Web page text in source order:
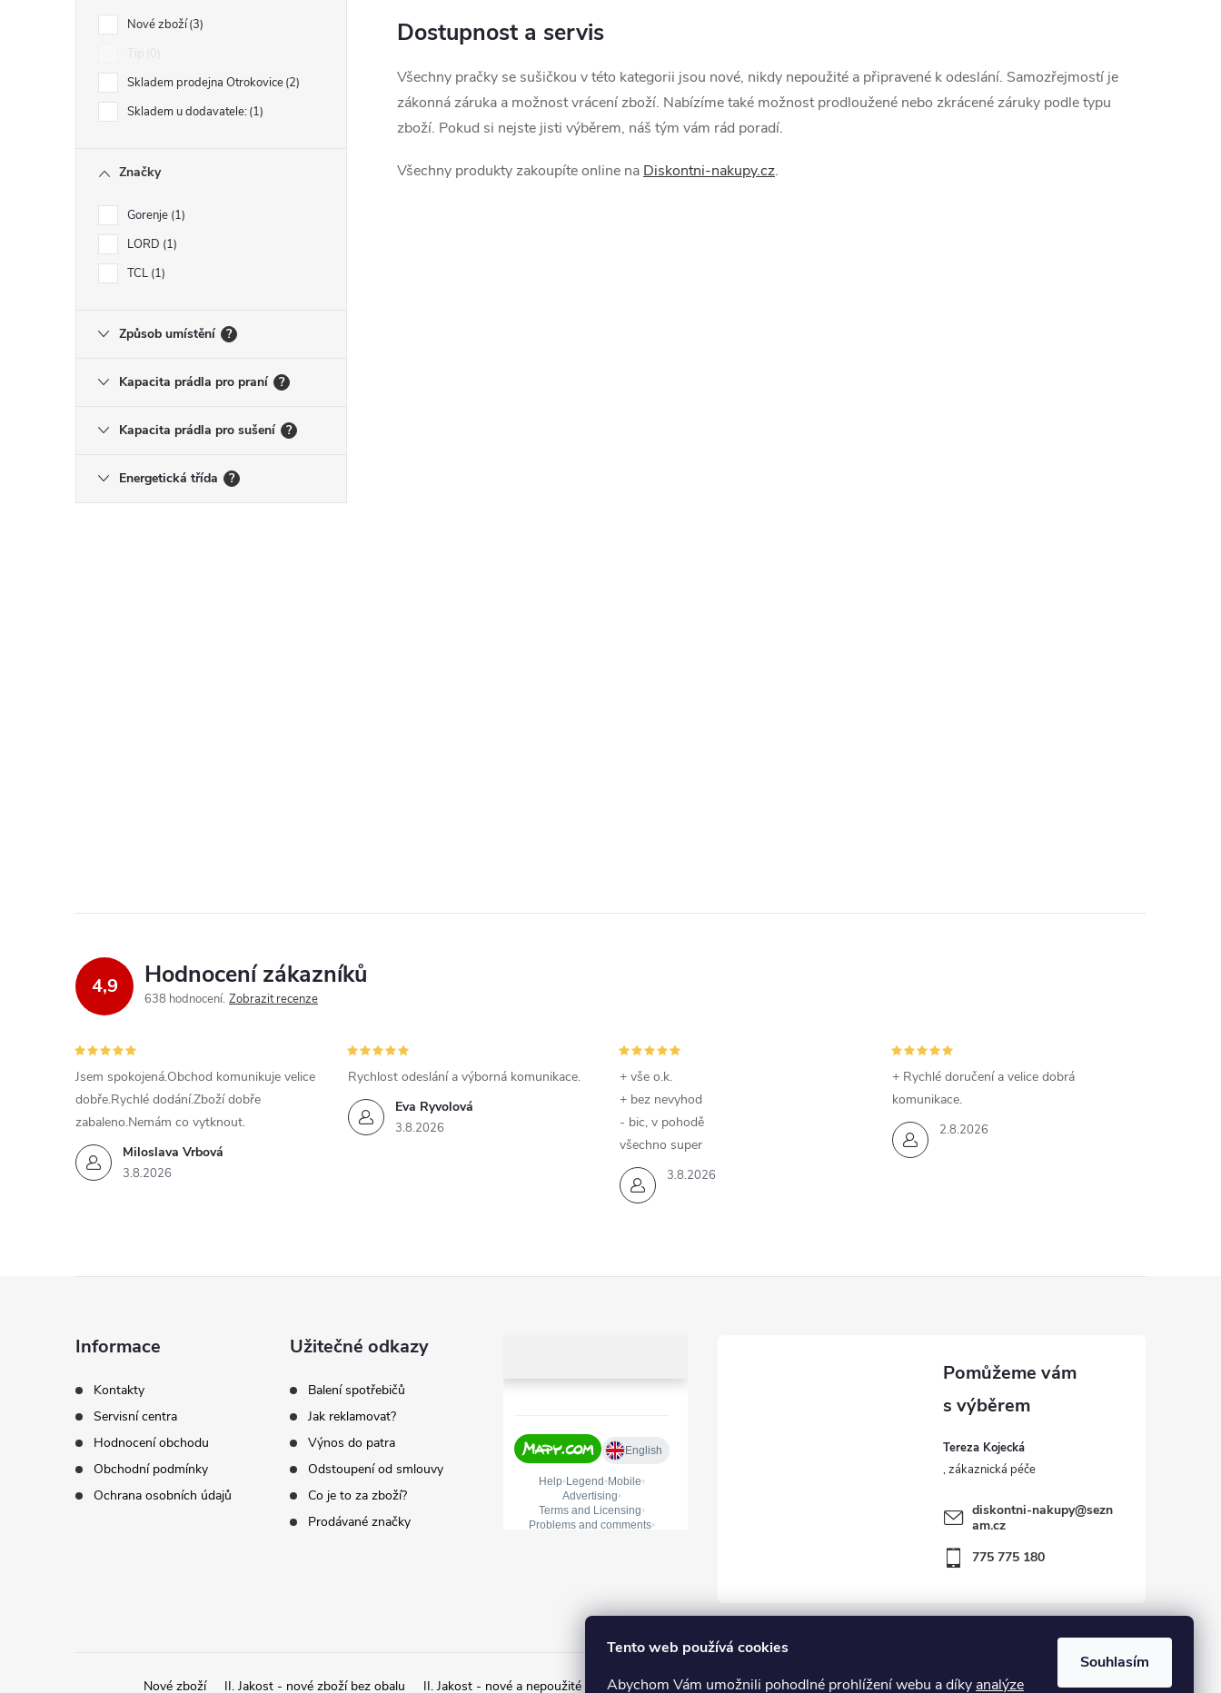
Tento web používá cookies
Abychom Vám umožnili pohodlné prohlížení webu a díky analýze
Souhlasím
Nové zboží 3
Skladem prodejna Otrokovice 2
Skladem u dodavatele: 1
Značky
Gorenje 1
LORD 1
TCL 1
Způsob umístění ?
Kapacita prádla pro praní ?
Kapacita prádla pro sušení ?
Energetická třída ?
ý
p
i
s
Dostupnost a servis
Všechny pračky se sušičkou v této kategorii jsou nové, nikdy nepoužité a připravené k odeslání. Samozřejmostí je
zákonná záruka a možnost vrácení zboží. Nabízíme také možnost prodloužené nebo zkrácené záruky podle typu
zboží. Pokud si nejste jisti výběrem, náš tým vám rád poradí.
Všechny produkty zakoupíte online na Diskontni-nakupy.cz.
4,9 Hodnocení zákazníků
638 hodnocení Zobrazit recenze
Miloslava Vrbová
3.8.2026
Jsem spokojená.Obchod komunikuje velice
dobře.Rychlé dodání.Zboží dobře
zabaleno.Nemám co vytknout.
Eva Ryvolová
3.8.2026
Rychlost odeslání a výborná komunikace.
3.8.2026
+ vše o.k.
+ bez nevyhod
- bic, v pohodě
všechno super
2.8.2026
+ Rychlé doručení a velice dobrá
komunikace.
Informace
Kontakty
Servisní centra
Hodnocení obchodu
Obchodní podmínky
Ochrana osobních údajů
Užitečné odkazy
Balení spotřebičů
Jak reklamovat?
Výnos do patra
Odstoupení od smlouvy
Co je to za zboží?
Prodávané značky
Tereza Kojecká
diskontni-nakupy@sezn
am.cz
775 775 180
Nové zboží II. Jakost - nové zboží bez obalu II. Jakost - nové a nepoužité zboží s estetickým poškozením II. jakost – zboží vráceno zákazníkem ve 14ti denní lhůtě